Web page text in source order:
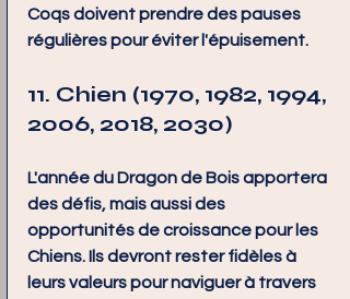
Coqs doivent prendre des pauses
régulières pour éviter l'épuisement.
11. Chien (1970, 1982, 1994,
2006, 2018, 2030)
L'année du Dragon de Bois apportera
des défis, mais aussi des
opportunités de croissance pour les
Chiens. Ils devront rester fidèles à
leurs valeurs pour naviguer à travers